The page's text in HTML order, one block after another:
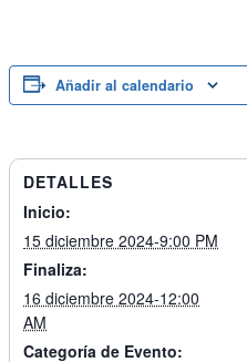
Añadir al calendario
DETALLES
Inicio:
15 diciembre 2024-9:00 PM
Finaliza:
16 diciembre 2024-12:00
AM
Categoría de Evento: